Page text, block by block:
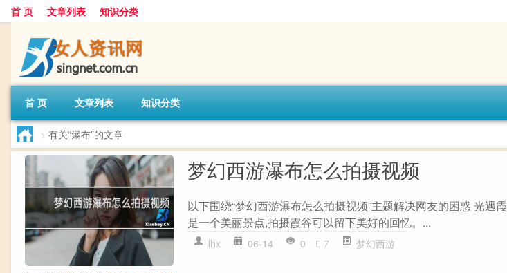
首 页 文章列表 知识分类
首 页 文章列表 知识分类
> 有关“瀑布”的文章
梦幻西游瀑布怎么拍摄视频
以下围绕“梦幻西游瀑布怎么拍摄视频”主题解决网友的困惑 光遇
是一个美丽景点,拍摄霞谷可以留下美好的回忆。...
lhx 06-14 0 7 梦幻西游